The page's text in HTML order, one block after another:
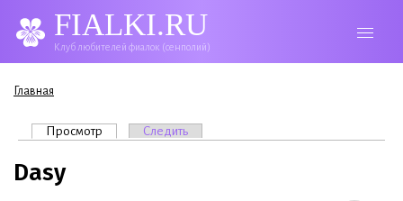
FIALKI.RU
Клуб любителей фиалок (сенполий)
Вы здесь
Главная
Главные вкладки
Просмотр (активная вкладка)
Следить
Dasy